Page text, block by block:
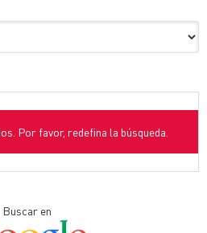
Por favor, redefina la búsqueda.
Buscar en